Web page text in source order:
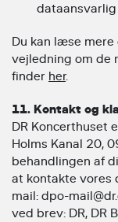
Du kan læse
vejledning om de
finder her.
11. Kontakt og
DR Koncerthuset
Holms Kanal 20,
behandlingen af
at kontakte vores
mail: dpo-
ved brev: DR, DR